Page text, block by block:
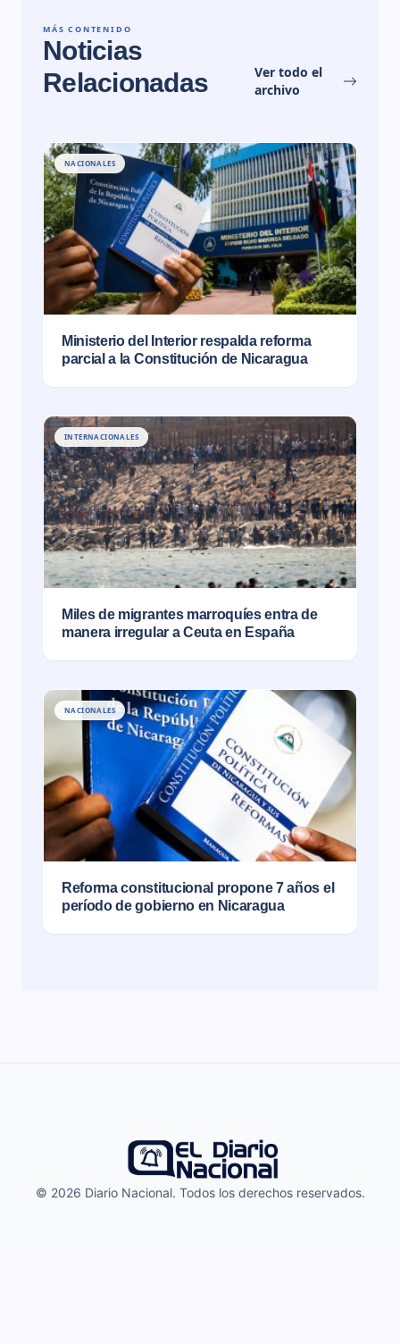
MÁS CONTENIDO
Noticias
Relacionadas
Ver todo el
archivo
NACIONALES
Ministerio del Interior respalda reforma
parcial a la Constitución de Nicaragua
INTERNACIONALES
Miles de migrantes marroquíes entra de
manera irregular a Ceuta en España
NACIONALES
Reforma constitucional propone 7 años el
período de gobierno en Nicaragua
© 2026 Diario Nacional. Todos los derechos reservados.